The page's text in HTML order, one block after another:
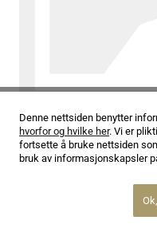
09.02.26
Denne nettsiden benytter
hvorfor og hvilke her. Vi er
fortsette å bruke nettsiden
bruk av informasjonskapsler